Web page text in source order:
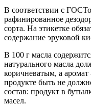
В соответствии с
рафинированное
сорта. На этикетке
содержание эруковой
В 100 г масла
натурального масла
коричневатым, а
продукте быть не
состав: продукт в
масел.